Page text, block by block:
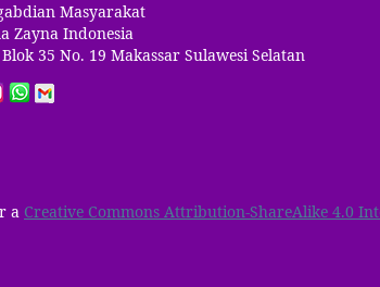
Masyarakat
Zayna Indonesia
35 No. 19 Makassar Sulawesi Selatan
a Creative Commons Attribution-ShareAlike 4.0